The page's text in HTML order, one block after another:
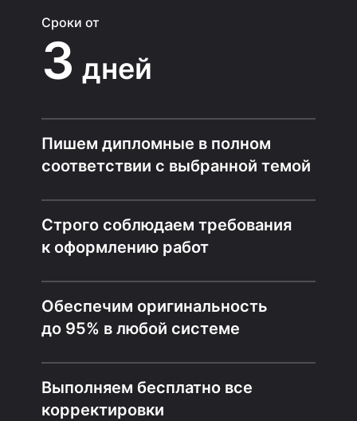
Сроки от
3 дней
Пишем дипломные в полном
соответствии с выбранной темой
Строго соблюдаем требования
к оформлению работ
Обеспечим оригинальность
до 95% в любой системе
Выполняем бесплатно все
корректировки